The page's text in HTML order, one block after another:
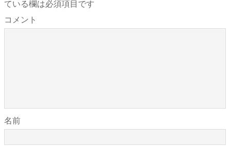
ている欄は必須項目です
コメント
名前